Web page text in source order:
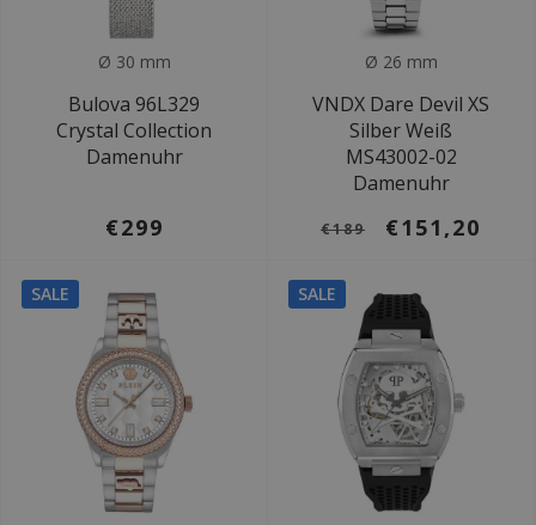
Ø 30 mm
Bulova 96L329
Crystal Collection
Damenuhr
€299
Ø 26 mm
VNDX Dare Devil XS
Silber Weiß
MS43002-02
Damenuhr
€189 €151,20
SALE SALE